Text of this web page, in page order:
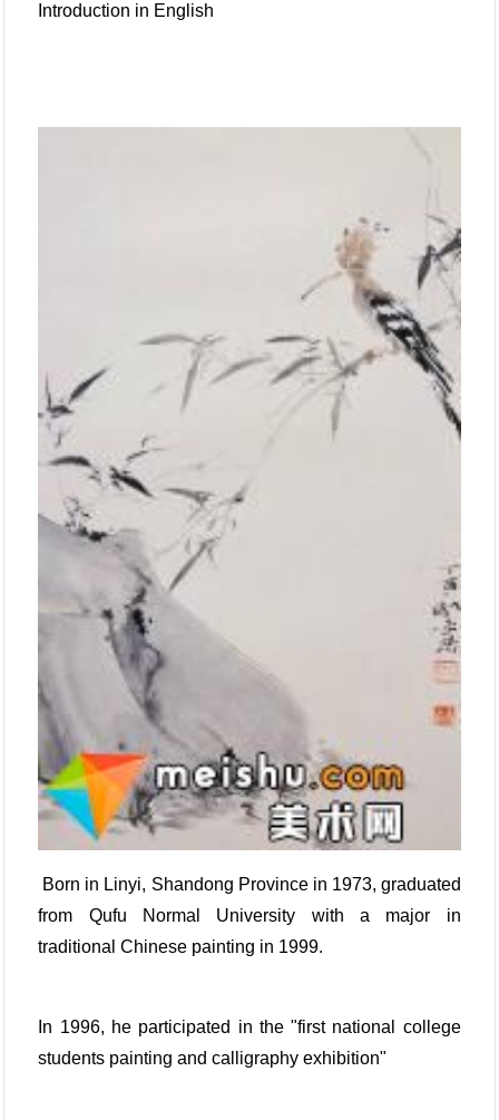
Introduction in English
Born in Linyi, Shandong Province in 1973, graduated
from Qufu Normal University with a major in
traditional Chinese painting in 1999.
In 1996, he participated in the "first national college
students painting and calligraphy exhibition"